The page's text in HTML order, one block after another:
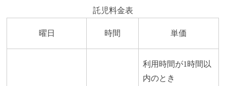
託児料金表
曜日 時間 単価
利用時間が1時間以
内のとき